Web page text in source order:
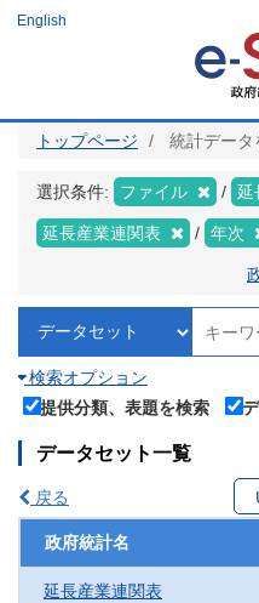
ツ
English
トップページ 統計データ
選択条件: ファイル 延
延長産業連関表 年次
検索オプション
提供分類、表題を検索
データセット一覧
戻る
政府統計名
延長産業連関表